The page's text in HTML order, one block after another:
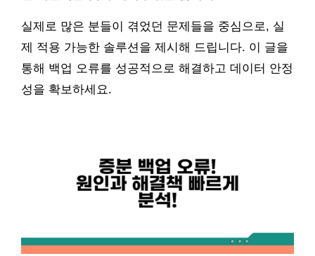
실제로 많은 분들이 겪었던 문제들을 중심으로, 실
제 적용 가능한 솔루션을 제시해 드립니다. 이 글을
통해 백업 오류를 성공적으로 해결하고 데이터 안정
성을 확보하세요.